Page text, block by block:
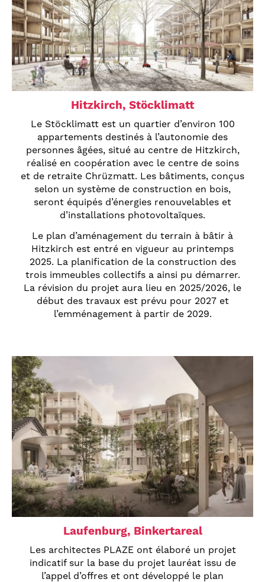
Hitzkirch, Stöcklimatt
Le Stöcklimatt est un quartier d’environ 100
appartements destinés à l’autonomie des
personnes âgées, situé au centre de Hitzkirch,
réalisé en coopération avec le centre de soins
et de retraite Chrüzmatt. Les bâtiments, conçus
selon un système de construction en bois,
seront équipés d’énergies renouvelables et
d’installations photovoltaïques.
Le plan d’aménagement du terrain à bâtir à
Hitzkirch est entré en vigueur au printemps
2025. La planification de la construction des
trois immeubles collectifs a ainsi pu démarrer.
La révision du projet aura lieu en 2025/2026, le
début des travaux est prévu pour 2027 et
l’emménagement à partir de 2029.
Laufenburg, Binkertareal
Les architectes PLAZE ont élaboré un projet
indicatif sur la base du projet lauréat issu de
l’appel d’offres et ont développé le plan